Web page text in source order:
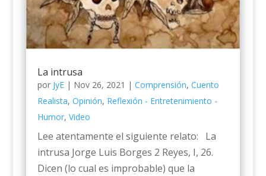
La intrusa
por JyE| Nov 26, 2021 | Comprensión, Cuento
Realista, Opinión, Reflexión - Entretenimiento -
Humor, Video
Lee atentamente el siguiente relato: La
intrusa Jorge Luis Borges 2 Reyes, I, 26.
Dicen (lo cual es improbable) que la